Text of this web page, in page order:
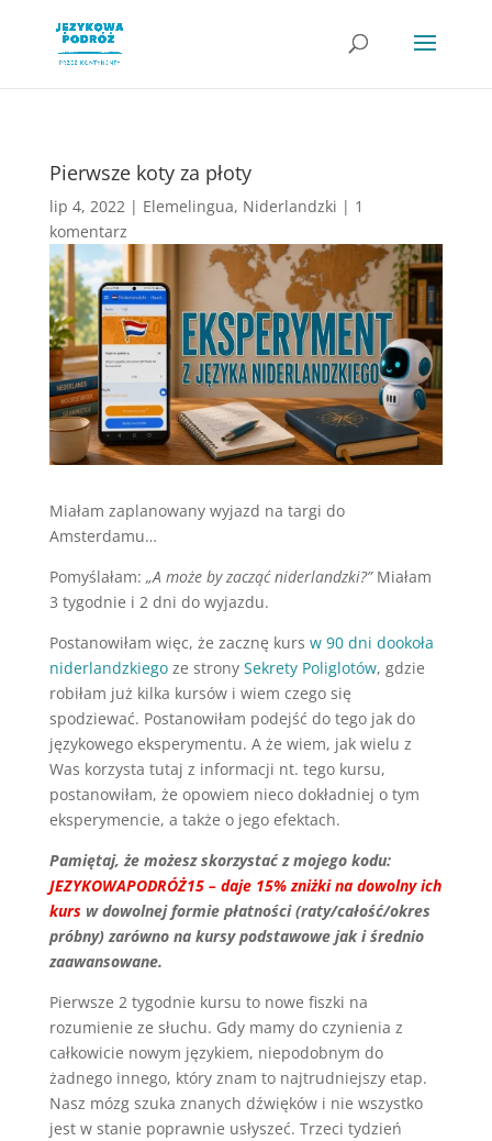
Pierwsze koty za płoty
lip 4, 2022| Elemelingua, Niderlandzki | 1
komentarz
Miałam zaplanowany wyjazd na targi do
Amsterdamu…
Pomyślałam: „A może by zacząć niderlandzki?”Miałam
3 tygodnie i 2 dni do wyjazdu.
Postanowiłam więc, że zacznę kurs w 90 dni dookoła
niderlandzkiegoze strony Sekrety Poliglotów, gdzie
robiłam już kilka kursów i wiem czego się
spodziewać. Postanowiłam podejść do tego jak do
językowego eksperymentu. A że wiem, jak wielu z
Was korzysta tutaj z informacji nt. tego kursu,
postanowiłam, że opowiem nieco dokładniej o tym
eksperymencie, a także o jego efektach.
Pamiętaj, że możesz skorzystać z mojego kodu:
JEZYKOWAPODRÓŻ15 – daje 15% zniżki na dowolny ich
kursw dowolnej formie płatności (raty/całość/okres
próbny) zarówno na kursy podstawowe jak i średnio
zaawansowane.
Pierwsze 2 tygodnie kursu to nowe fiszki na
rozumienie ze słuchu. Gdy mamy do czynienia z
całkowicie nowym językiem, niepodobnym do
żadnego innego, który znam to najtrudniejszy etap.
Nasz mózg szuka znanych dźwięków i nie wszystko
jest w stanie poprawnie usłyszeć. Trzeci tydzień